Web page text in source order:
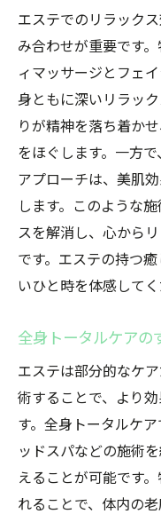
エステでのリラック
み合わせが重要です
ィマッサージとフェ
身ともに深いリラッ
りが精神を落ち着か
をほぐします。一方
アプローチは、美肌
します。このような
スを解消し、心から
です。エステの持つ
いひと時を体感してく
全身トータルケアの
エステは部分的なケ
術することで、より
す。全身トータルケ
ッドスパなどの施術
えることが可能です
れることで、体内の